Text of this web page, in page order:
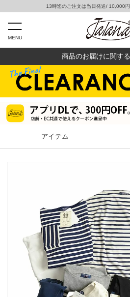
13時迄のご注文は当日発送/ 10,000
MENU
商品のお届けに関す
アイテム